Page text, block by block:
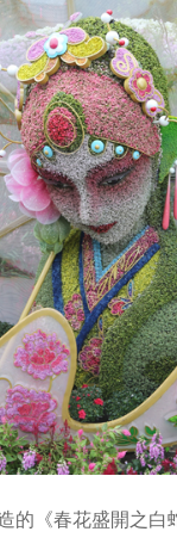
《春花盛開之